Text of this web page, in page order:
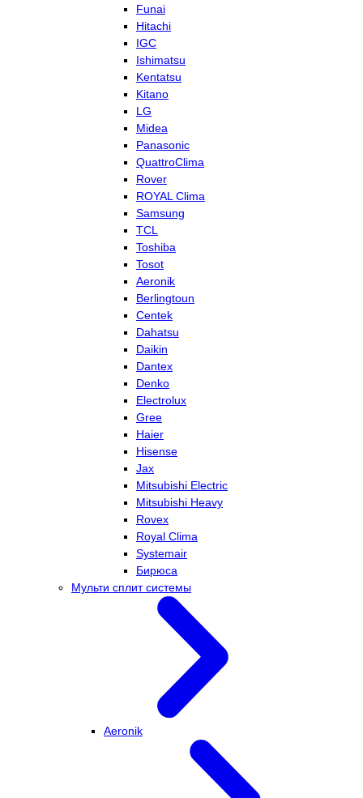
Funai
Hitachi
IGC
Ishimatsu
Kentatsu
Kitano
LG
Midea
Panasonic
QuattroClima
Rover
ROYAL Clima
Samsung
TCL
Toshiba
Tosot
Aeronik
Berlingtoun
Centek
Dahatsu
Daikin
Dantex
Denko
Electrolux
Gree
Haier
Hisense
Jax
Mitsubishi Electric
Mitsubishi Heavy
Rovex
Royal Clima
Systemair
Бирюса
Мульти сплит системы
Aeronik